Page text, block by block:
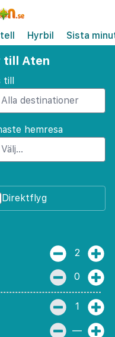
Hyrbil Sista
till Aten
till
hemresa
Direktflyg
2
0
1
—